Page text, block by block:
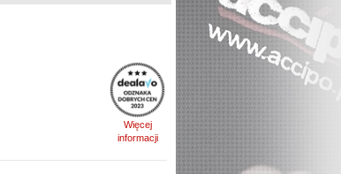
Więcej
informacji